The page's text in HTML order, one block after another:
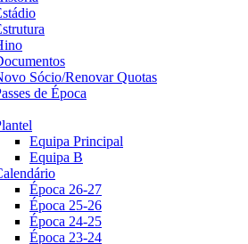
Sócio/Renovar Quotas
de Época
Equipa Principal
Equipa B
Época 26-27
Época 25-26
Época 24-25
Época 23-24